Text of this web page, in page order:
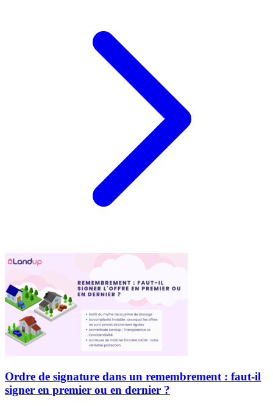
Ordre de signature dans un remembrement : faut-il
signer en premier ou en dernier ?